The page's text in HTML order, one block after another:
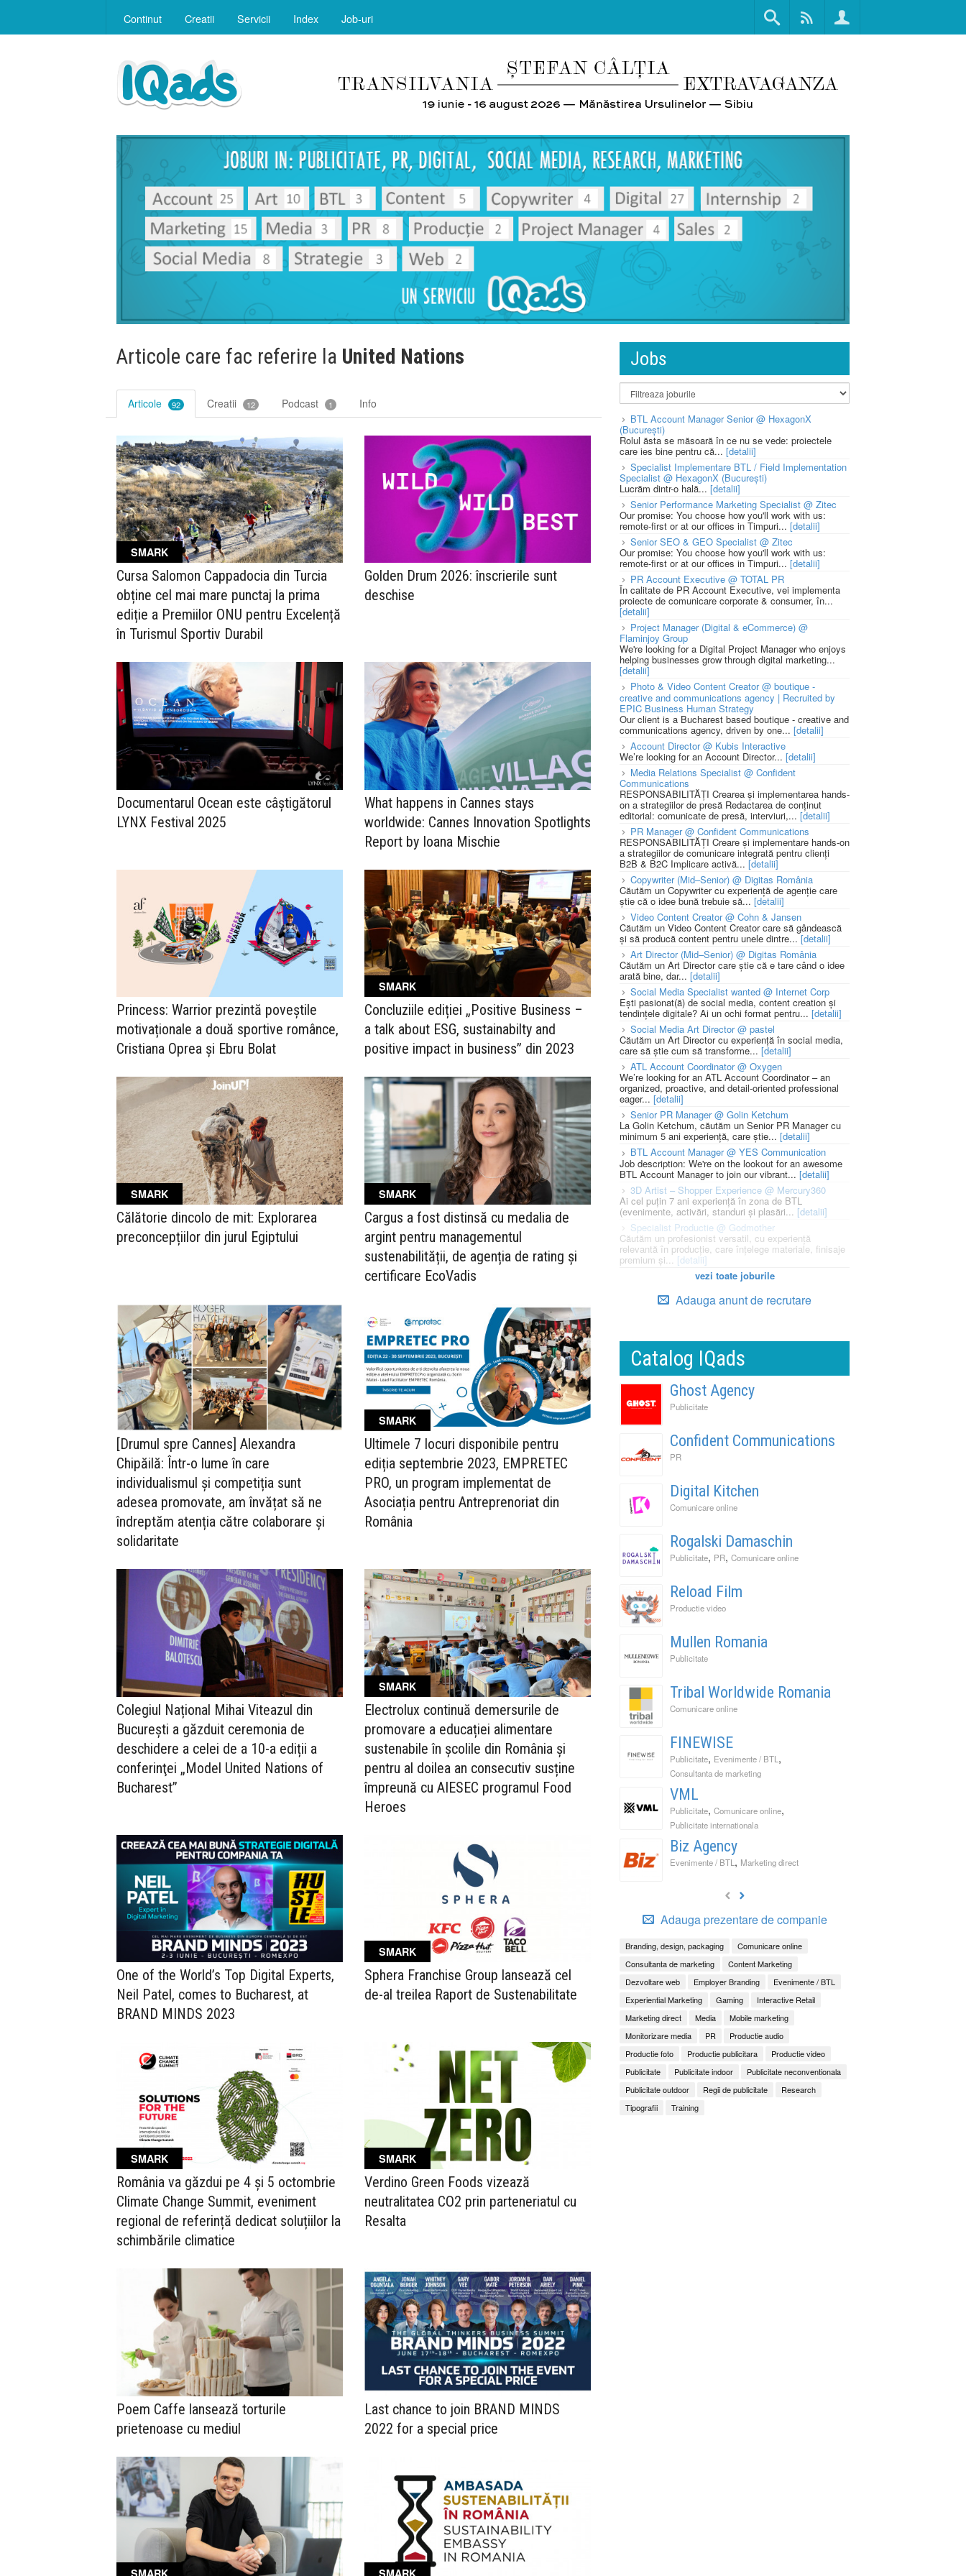
Continut Creatii Servicii Index Job-uri
Articole care fac referire la United Nations
Articole 92 Creatii 12 Podcast 1 Info
SMARK
Cursa Salomon Cappadocia din Turcia
obține cel mai mare punctaj la prima
ediție a Premiilor ONU pentru Excelență
în Turismul Sportiv Durabil
Golden Drum 2026: înscrierile sunt
deschise
Documentarul Ocean este câștigătorul
LYNX Festival 2025
What happens in Cannes stays
worldwide: Cannes Innovation Spotlights
Report by Ioana Mischie
Princess: Warrior prezintă poveștile
motivaționale a două sportive românce,
Cristiana Oprea și Ebru Bolat
SMARK
Concluziile ediției „Positive Business –
a talk about ESG, sustainabilty and
positive impact in business” din 2023
SMARK
Călătorie dincolo de mit: Explorarea
preconcepțiilor din jurul Egiptului
SMARK
Cargus a fost distinsă cu medalia de
argint pentru managementul
sustenabilității, de agenția de rating și
certificare EcoVadis
[Drumul spre Cannes] Alexandra
Chipăilă: Într-o lume în care
individualismul și competiția sunt
adesea promovate, am învățat să ne
îndreptăm atenția către colaborare și
solidaritate
SMARK
Ultimele 7 locuri disponibile pentru
ediția septembrie 2023, EMPRETEC
PRO, un program implementat de
Asociația pentru Antreprenoriat din
România
Colegiul Național Mihai Viteazul din
București a găzduit ceremonia de
deschidere a celei de a 10-a ediții a
conferinţei „Model United Nations of
Bucharest”
SMARK
Electrolux continuă demersurile de
promovare a educației alimentare
sustenabile în școlile din România și
pentru al doilea an consecutiv susține
împreună cu AIESEC programul Food
Heroes
One of the World’s Top Digital Experts,
Neil Patel, comes to Bucharest, at
BRAND MINDS 2023
SMARK
Sphera Franchise Group lansează cel
de-al treilea Raport de Sustenabilitate
SMARK
România va găzdui pe 4 și 5 octombrie
Climate Change Summit, eveniment
regional de referință dedicat soluțiilor la
schimbările climatice
SMARK
Verdino Green Foods vizează
neutralitatea CO2 prin parteneriatul cu
Resalta
Poem Caffe lansează torturile
prietenoase cu mediul
Last chance to join BRAND MINDS
2022 for a special price
Jobs
BTL Account Manager Senior @ HexagonX
(București)
Rolul ăsta se măsoară în ce nu se vede: proiectele
care ies bine pentru că... [detalii]
Specialist Implementare BTL / Field Implementation
Specialist @ HexagonX (București)
Lucrăm dintr-o hală... [detalii]
Senior Performance Marketing Specialist @ Zitec
Our promise: You choose how you'll work with us:
remote-first or at our offices in Timpuri... [detalii]
Senior SEO & GEO Specialist @ Zitec
Our promise: You choose how you'll work with us:
remote-first or at our offices in Timpuri... [detalii]
PR Account Executive @ TOTAL PR
În calitate de PR Account Executive, vei implementa
proiecte de comunicare corporate & consumer, în...
[detalii]
Project Manager (Digital & eCommerce) @
Flaminjoy Group
We're looking for a Digital Project Manager who enjoys
helping businesses grow through digital marketing...
[detalii]
Photo & Video Content Creator @ boutique -
creative and communications agency | Recruited by
EPIC Business Human Strategy
Our client is a Bucharest based boutique - creative and
communications agency, driven by one... [detalii]
Account Director @ Kubis Interactive
We’re looking for an Account Director... [detalii]
Media Relations Specialist @ Confident
Communications
RESPONSABILITĂȚI Crearea și implementarea hands-
on a strategiilor de presă Redactarea de conținut
editorial: comunicate de presă, interviuri,... [detalii]
PR Manager @ Confident Communications
RESPONSABILITĂȚI Creare și implementare hands-on
a strategiilor de comunicare integrată pentru clienți
B2B & B2C Implicare activă... [detalii]
Copywriter (Mid–Senior) @ Digitas România
Căutăm un Copywriter cu experiență de agenție care
știe că o idee bună trebuie să... [detalii]
Video Content Creator @ Cohn & Jansen
Căutăm un Video Content Creator care să gândească
și să producă content pentru unele dintre...[detalii]
Art Director (Mid–Senior) @ Digitas România
Căutăm un Art Director care știe că e tare când o idee
arată bine, dar... [detalii]
Social Media Specialist wanted @ Internet Corp
Ești pasionat(ă) de social media, content creation și
tendințele digitale? Ai un ochi format pentru... [detalii]
Social Media Art Director @ pastel
Căutăm un Art Director cu experiență în social media,
care să știe cum să transforme... [detalii]
ATL Account Coordinator @ Oxygen
We’re looking for an ATL Account Coordinator – an
organized, proactive, and detail-oriented professional
eager... [detalii]
Senior PR Manager @ Golin Ketchum
La Golin Ketchum, căutăm un Senior PR Manager cu
minimum 5 ani experiență, care știe... [detalii]
BTL Account Manager @ YES Communication
Job description: We're on the lookout for an awesome
BTL Account Manager to join our vibrant... [detalii]
3D Artist – Shopper Experience @ Mercury360
Ai cel puțin 7 ani experiență în zona de BTL
(evenimente, activări, standuri și plasări... [detalii]
Specialist Productie @ Godmother
Căutăm un profesionist versatil, cu experiență
relevantă în producție, care înțelege materiale, finisaje
premium și... [detalii]
vezi toate joburile
Adauga anunt de recrutare
Catalog IQads
Ghost Agency
Publicitate
Confident Communications
PR
Digital Kitchen
Comunicare online
Rogalski Damaschin
Publicitate, PR, Comunicare online
Reload Film
Productie video
Mullen Romania
Publicitate
Tribal Worldwide Romania
Comunicare online
FINEWISE
Publicitate, Evenimente / BTL ,
Consultanta de marketing
VML
Publicitate, Comunicare online,
Publicitate internationala
Biz Agency
Evenimente / BTL , Marketing direct
Adauga prezentare de companie
Branding, design, packaging
Comunicare online
Consultanta de marketing
Content Marketing
Dezvoltare web
Employer Branding
Evenimente / BTL
Experiential Marketing
Gaming
Interactive Retail
Marketing direct
Media
Mobile marketing
Monitorizare media
PR
Productie audio
Productie foto
Productie publicitara
Productie video
Publicitate
Publicitate indoor
Publicitate neconventionala
Publicitate outdoor
Regii de publicitate
Research
Tipografii
Training